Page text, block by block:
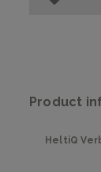
Product
HeltiQ